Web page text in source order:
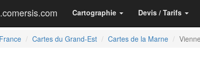
Cartographie Devis / Tarifs
Cartes du Grand-Est Cartes de la Marne